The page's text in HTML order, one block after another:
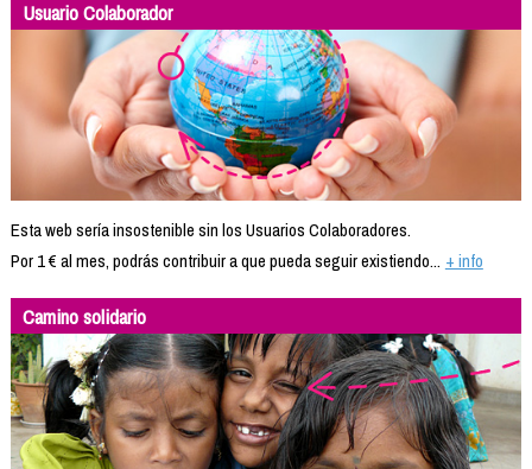
Usuario Colaborador
Esta web sería insostenible sin los Usuarios Colaboradores.
Por 1 € al mes, podrás contribuir a que pueda seguir existiendo... + info
Camino solidario